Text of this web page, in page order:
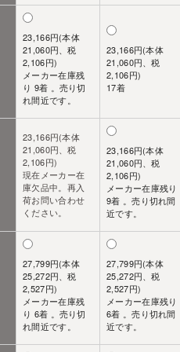
23,166円(本体
21,060円、税
2,106円)
メーカー在庫残
り 9着 。売り切
れ間近です。
23,166円(本体
21,060円、税
2,106円)
17着
23,166円(本体
21,060円、税
2,106円)
現在メーカー在
庫欠品中。再入
荷お問い合わせ
ください。
23,166円(本体
21,060円、税
2,106円)
メーカー在庫残り
9着 。売り切れ間
近です。
27,799円(本体
25,272円、税
2,527円)
メーカー在庫残
り 6着 。売り切
れ間近です。
27,799円(本体
25,272円、税
2,527円)
メーカー在庫残り
6着 。売り切れ間
近です。